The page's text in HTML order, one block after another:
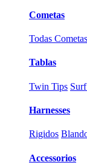
Cometas
Todas Cometas
Tablas
Twin Tips
Harnesses
Rigidos
Accessorios